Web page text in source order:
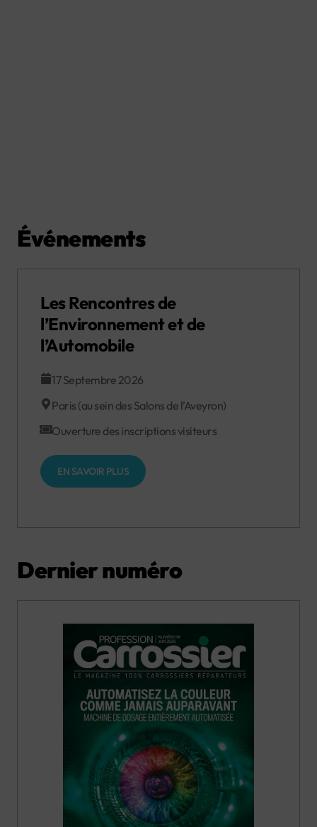
Événements
Les Rencontres de
l’Environnement et de
l’Automobile
17 Septembre 2026
Paris (au sein des Salons de l’Aveyron)
Ouverture des inscriptions visiteurs
EN SAVOIR PLUS
Dernier numéro